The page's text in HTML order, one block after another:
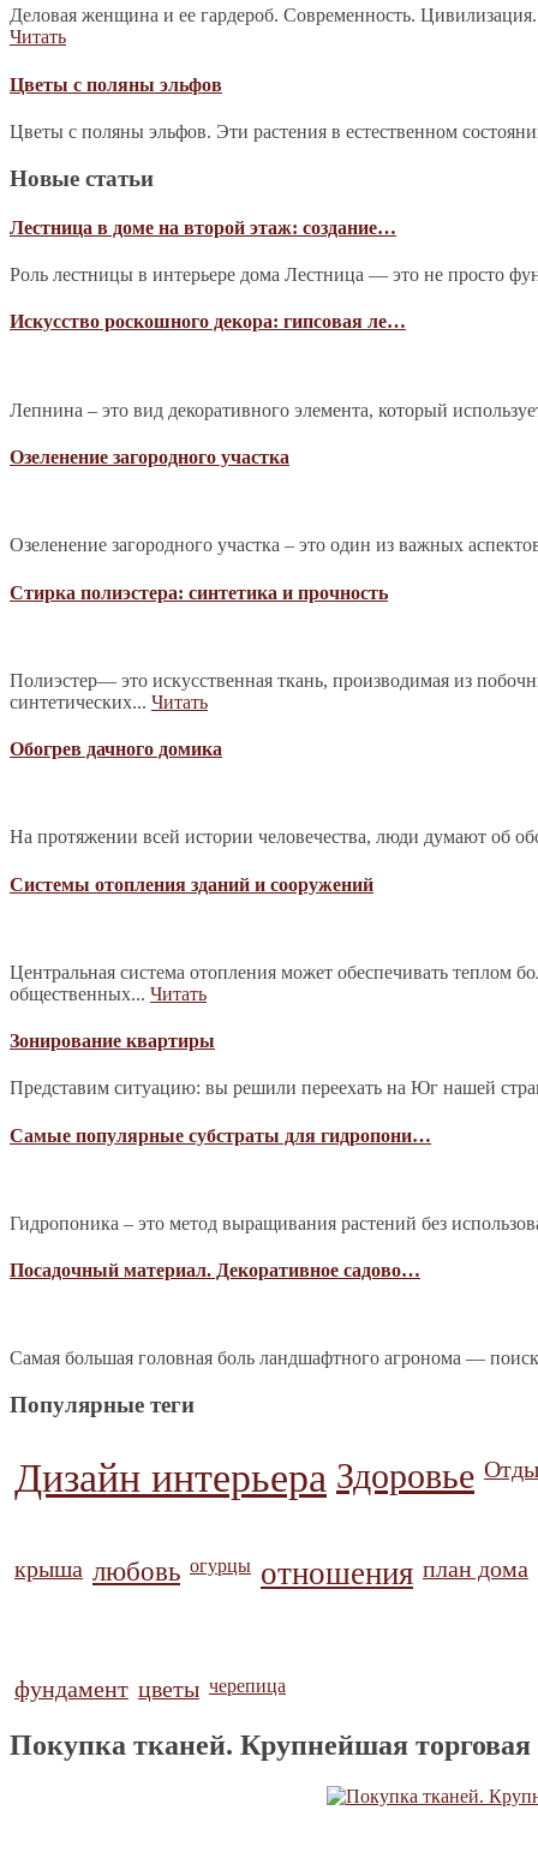
Деловая женщина и ее гардероб. Современность.
Читать
Цветы с поляны эльфов
Цветы с поляны эльфов. Эти растения в естественном
Новые статьи
Лестница в доме на второй этаж: создание…
Роль лестницы в интерьере дома Лестница — это не просто
Искусство роскошного декора: гипсовая ле…
Лепнина – это вид декоративного элемента, который
Озеленение загородного участка
Озеленение загородного участка – это один из важных
Стирка полиэстера: синтетика и прочность
Полиэстер— это искусственная ткань, производимая из
синтетических... Читать
Обогрев дачного домика
На протяжении всей истории человечества, люди думают об
Системы отопления зданий и сооружений
Центральная система отопления может обеспечивать
общественных... Читать
Зонирование квартиры
Представим ситуацию: вы решили переехать на Юг нашей
Самые популярные субстраты для гидропони…
Гидропоника – это метод выращивания растений без
Посадочный материал. Декоративное садово…
Самая большая головная боль ландшафтного агронома —
Популярные теги
Дизайн интерьера Здоровье
крыша любовь огурцы отношения план дома
фундамент цветы черепица
Покупка тканей. Крупнейшая